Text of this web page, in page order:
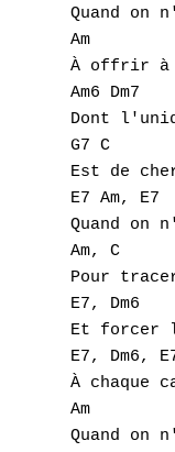
Quand on
Am
À offrir à
Am6 Dm7
Dont
G7 C
Est de
E7 Am, E7
Quand on
Am, C
Pour
E7, Dm6
Et forcer
E7, Dm6,
À chaque
Am
Quand on